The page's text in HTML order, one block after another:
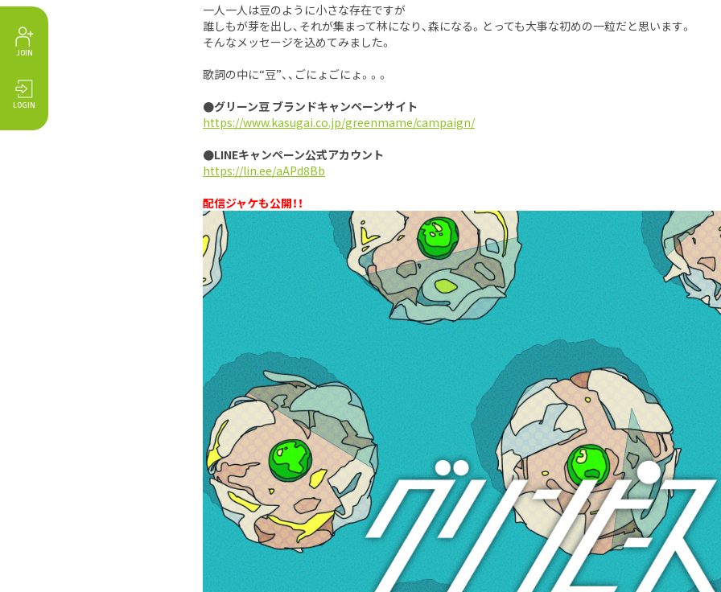
JOIN
LOGIN
一人一人は豆のように小さな存在ですが
誰しもが芽を出し、それが集まって林になり、森になる。とっても大事な初めの一粒だと思います。
そんなメッセージを込めてみました。
歌詞の中に“豆”、、ごにょごにょ。。。
●グリーン豆 ブランドキャンペーンサイト
https://www.kasugai.co.jp/greenmame/campaign/
●LINEキャンペーン公式アカウント
https://lin.ee/aAPd8Bb
配信ジャケも公開！！